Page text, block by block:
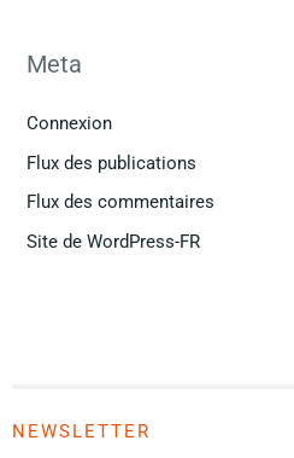
Meta
Connexion
Flux des publications
Flux des commentaires
Site de WordPress-FR
NEWSLETTER